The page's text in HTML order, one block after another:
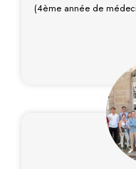
(4ème année de